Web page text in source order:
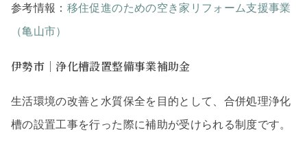
参考情報： 移住促進のための空き家リフォーム支援事業
（亀山市）
伊勢市｜浄化槽設置整備事業補助金
生活環境の改善と水質保全を目的として、合併処理浄化
槽の設置工事を行った際に補助が受けられる制度です。